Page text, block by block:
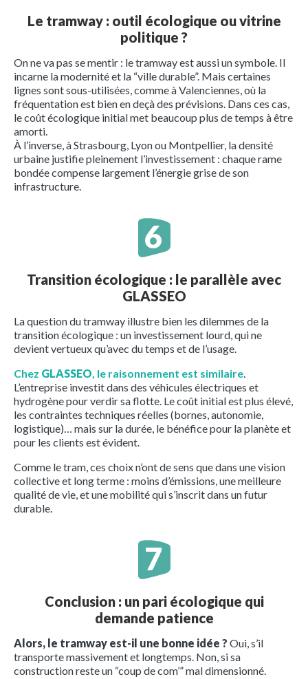
Le tramway : outil écologique ou vitrine
politique ?
On ne va pas se mentir : le tramway est aussi un symbole. Il
incarne la modernité et la “ville durable”. Mais certaines
lignes sont sous-utilisées, comme à Valenciennes, où la
fréquentation est bien en deçà des prévisions. Dans ces cas,
le coût écologique initial met beaucoup plus de temps à être
amorti.
À l’inverse, à Strasbourg, Lyon ou Montpellier, la densité
urbaine justifie pleinement l’investissement : chaque rame
bondée compense largement l’énergie grise de son
infrastructure.
Transition écologique : le parallèle avec
GLASSEO
La question du tramway illustre bien les dilemmes de la
transition écologique : un investissement lourd, qui ne
devient vertueux qu’avec du temps et de l’usage.
Chez GLASSEO, le raisonnement est similaire.
L’entreprise investit dans des véhicules électriques et
hydrogène pour verdir sa flotte. Le coût initial est plus élevé,
les contraintes techniques réelles (bornes, autonomie,
logistique)… mais sur la durée, le bénéfice pour la planète et
pour les clients est évident.
Comme le tram, ces choix n’ont de sens que dans une vision
collective et long terme : moins d’émissions, une meilleure
qualité de vie, et une mobilité qui s’inscrit dans un futur
durable.
Conclusion : un pari écologique qui
demande patience
Alors, le tramway est-il une bonne idée ? Oui, s’il
transporte massivement et longtemps. Non, si sa
construction reste un “coup de com’” mal dimensionné.